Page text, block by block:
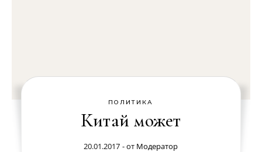
ПОЛИТИКА
Китай может
20.01.2017 - от Модератор